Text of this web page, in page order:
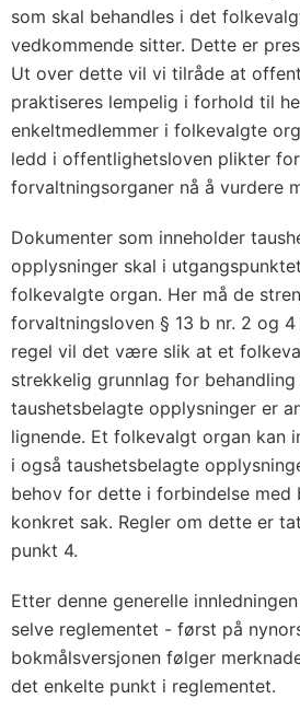
som skal behandles i det
vedkommende sitter. Dette er
Ut over dette vil vi tilråde at
praktiseres lempelig i forhold til
enkeltmedlemmer i folkevalgte
ledd i offentlighetsloven plikter
forvaltningsorganer nå å vurdere
Dokumenter som inneholder
opplysninger skal i
folkevalgte organ. Her må de
forvaltningsloven § 13 b nr. 2 og
regel vil det være slik at et
strekkelig grunnlag for
taushets­belagte opplysninger er
lignende. Et folkevalgt organ kan
i også taushetsbelagte
behov for dette i forbindelse med
konkret sak. Regler om dette er
punkt 4.
Etter denne generelle
selve regle­mentet - først på
bokmålsversjonen følger
det enkelte punkt i reglementet.